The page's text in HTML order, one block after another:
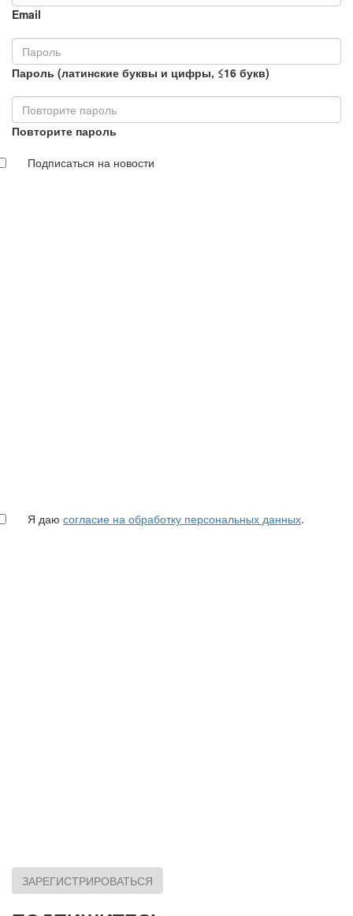
Email
Пароль (латинские буквы и цифры, ≤16 букв)
Повторите пароль
Подписаться на новости
Я даю согласие на обработку персональных данных.
ЗАРЕГИСТРИРОВАТЬСЯ